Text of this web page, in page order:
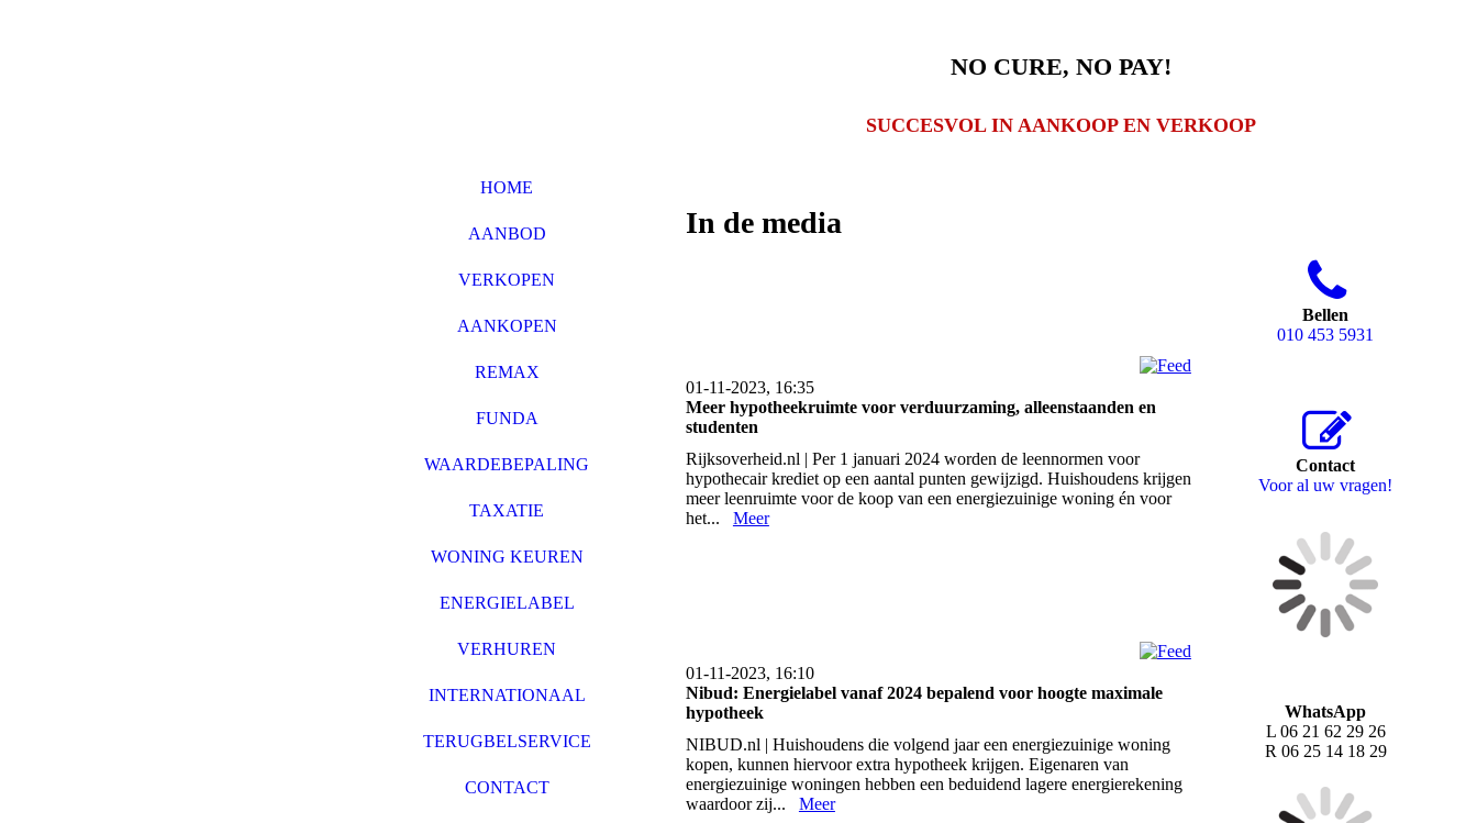
HOME
AANBOD
VERKOPEN
AANKOPEN
REMAX
FUNDA
WAARDEBEPALING
TAXATIE
WONING KEUREN
ENERGIELABEL
VERHUREN
INTERNATIONAAL
TERUGBELSERVICE
CONTACT
NO CURE, NO PAY!
SUCCESVOL IN AANKOOP EN VERKOOP
In de media
01-11-2023, 16:35
Meer hypotheekruimte voor verduurzaming, alleenstaanden en
studenten
Rijksoverheid.nl | Per 1 januari 2024 worden de leennormen voor
hypothecair krediet op een aantal punten gewijzigd. Huishoudens krijgen
meer leenruimte voor de koop van een energiezuinige woning én voor
het... Meer
01-11-2023, 16:10
Nibud: Energielabel vanaf 2024 bepalend voor hoogte maximale
hypotheek
NIBUD.nl | Huishoudens die volgend jaar een energiezuinige woning
kopen, kunnen hiervoor extra hypotheek krijgen. Eigenaren van
energiezuinige woningen hebben een beduidend lagere energierekening
waardoor zij... Meer
Bellen
010 453 5931
Contact
Voor al uw vragen!
WhatsApp
L 06 21 62 29 26
R 06 25 14 18 29